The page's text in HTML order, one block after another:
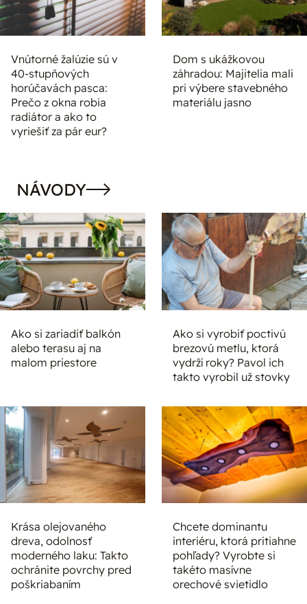
Vnútorné žalúzie sú v
40-stupňových
horúčavách pasca:
Prečo z okna robia
radiátor a ako to
vyriešiť za pár eur?
Dom s ukážkovou
záhradou: Majitelia mali
pri výbere stavebného
materiálu jasno
NÁVODY
Ako si zariadiť balkón
alebo terasu aj na
malom priestore
Ako si vyrobiť poctivú
brezovú metlu, ktorá
vydrží roky? Pavol ich
takto vyrobil už stovky
Krása olejovaného
dreva, odolnosť
moderného laku: Takto
ochránite povrchy pred
poškriabaním
Chcete dominantu
interiéru, ktorá pritiahne
pohľady? Vyrobte si
takéto masívne
orechové svietidlo